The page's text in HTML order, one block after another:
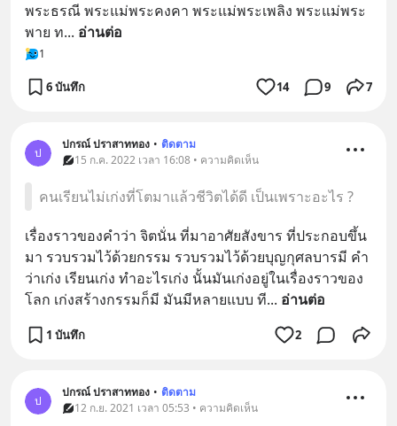
พระธรณี พระแม่พระคงคา พระแม่พระเพลิง พระแม่พระ
พาย ท... อ่านต่อ
1
6 บันทึก 14 9 7
ป
ปกรณ์ ปราสาททอง • ติดตาม
15 ก.ค. 2022 เวลา 16:08 • ความคิดเห็น
คนเรียนไม่เก่งที่โตมาแล้วชีวิตได้ดี เป็นเพราะอะไร ?
เรื่องราวของคำว่า จิตนั่น ที่มาอาศัยสังขาร ที่ประกอบขึ้น
มา รวบรวมไว้ด้วยกรรม รวบรวมไว้ด้วยบุญกุศลบารมี คำ
ว่าเก่ง เรียนเก่ง ทำอะไรเก่ง นั้นมันเก่งอยู่ในเรื่องราวของ
โลก เก่งสร้างกรรมก็มี มันมีหลายแบบ ที... อ่านต่อ
1 บันทึก 2
ป
ปกรณ์ ปราสาททอง • ติดตาม
12 ก.ย. 2021 เวลา 05:53 • ความคิดเห็น